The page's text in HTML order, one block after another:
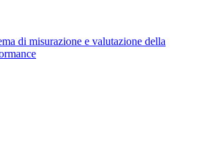
di misurazione e valutazione della